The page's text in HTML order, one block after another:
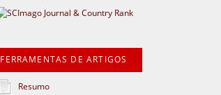
FERRAMENTAS DE ARTIGOS
Resumo